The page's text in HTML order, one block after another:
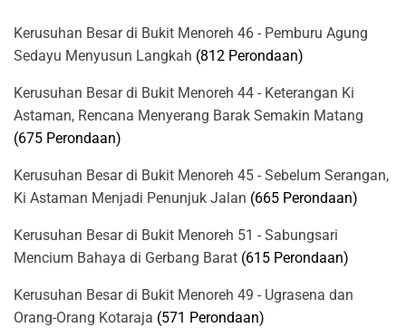
Kerusuhan Besar di Bukit Menoreh 46 - Pemburu Agung
Sedayu Menyusun Langkah (812 Perondaan)
Kerusuhan Besar di Bukit Menoreh 44 - Keterangan Ki
Astaman, Rencana Menyerang Barak Semakin Matang
(675 Perondaan)
Kerusuhan Besar di Bukit Menoreh 45 - Sebelum Serangan,
Ki Astaman Menjadi Penunjuk Jalan (665 Perondaan)
Kerusuhan Besar di Bukit Menoreh 51 - Sabungsari
Mencium Bahaya di Gerbang Barat (615 Perondaan)
Kerusuhan Besar di Bukit Menoreh 49 - Ugrasena dan
Orang-Orang Kotaraja (571 Perondaan)